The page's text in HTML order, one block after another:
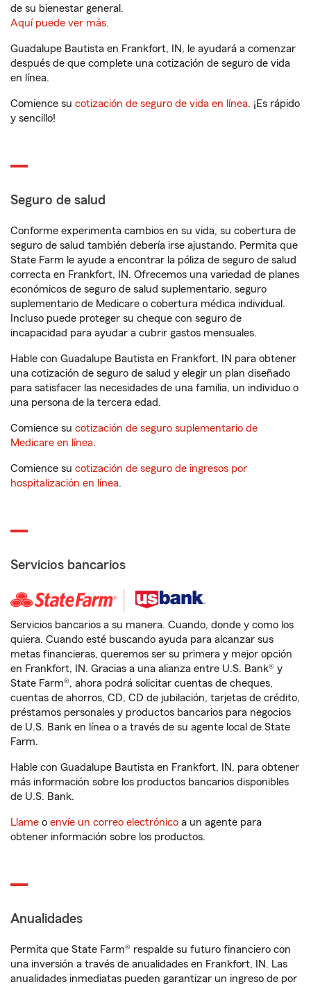
de su bienestar general.
Aquí puede ver más.
Guadalupe Bautista en Frankfort, IN, le ayudará a comenzar
después de que complete una cotización de seguro de vida
en línea.
Comience su cotización de seguro de vida en línea. ¡Es rápido
y sencillo!
Seguro de salud
Conforme experimenta cambios en su vida, su cobertura de
seguro de salud también debería irse ajustando. Permita que
State Farm le ayude a encontrar la póliza de seguro de salud
correcta en Frankfort, IN. Ofrecemos una variedad de planes
económicos de seguro de salud suplementario, seguro
suplementario de Medicare o cobertura médica individual.
Incluso puede proteger su cheque con seguro de
incapacidad para ayudar a cubrir gastos mensuales.
Hable con Guadalupe Bautista en Frankfort, IN para obtener
una cotización de seguro de salud y elegir un plan diseñado
para satisfacer las necesidades de una familia, un individuo o
una persona de la tercera edad.
Comience su cotización de seguro suplementario de
Medicare en línea.
Comience su cotización de seguro de ingresos por
hospitalización en línea.
Servicios bancarios
Servicios bancarios a su manera. Cuando, donde y como los
quiera. Cuando esté buscando ayuda para alcanzar sus
metas financieras, queremos ser su primera y mejor opción
en Frankfort, IN. Gracias a una alianza entre U.S. Bank® y
State Farm®, ahora podrá solicitar cuentas de cheques,
cuentas de ahorros, CD, CD de jubilación, tarjetas de crédito,
préstamos personales y productos bancarios para negocios
de U.S. Bank en línea o a través de su agente local de State
Farm.
Hable con Guadalupe Bautista en Frankfort, IN, para obtener
más información sobre los productos bancarios disponibles
de U.S. Bank.
Llame o envíe un correo electrónico a un agente para
obtener información sobre los productos.
Anualidades
Permita que State Farm® respalde su futuro financiero con
una inversión a través de anualidades en Frankfort, IN. Las
anualidades inmediatas pueden garantizar un ingreso de por